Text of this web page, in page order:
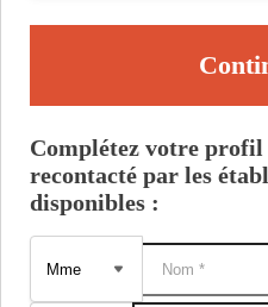
Complétez votre
recontacté par les
disponibles :